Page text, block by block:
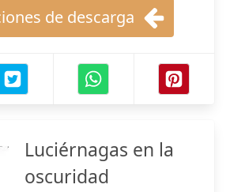
de descarga
Luciérnagas en la
oscuridad